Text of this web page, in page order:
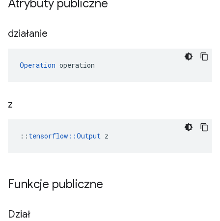
Atrybuty publiczne
działanie
Operation operation
z
:: tensorflow::Output z
Funkcje publiczne
Dział